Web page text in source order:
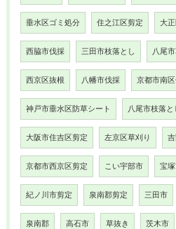
垂水区ゴミ処分 住之江区剪定 大
西脇市伐採 三田市枝落とし 八尾
西京区抜根 八幡市伐採 京都市南
神戸市垂水区防草シート 八尾市枝落と
大阪市住吉区剪定 左京区草刈り
京都市西京区剪定 こい宇部市 宝
紀ノ川市剪定 泉南郡剪定 三田市
泉南郡 高石市 草抜き 茨木市